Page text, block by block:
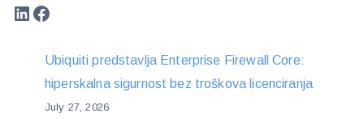
LinkedIn
Facebook
Ubiquiti predstavlja Enterprise Firewall Core:
hiperskalna sigurnost bez troškova licenciranja
July 27, 2026